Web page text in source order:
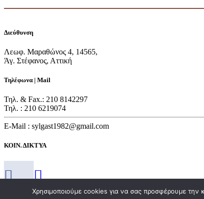
Διεύθυνση
Λεωφ. Μαραθώνος 4, 14565,
Άγ. Στέφανος, Αττική
Τηλέφωνα | Mail
Τηλ. & Fax.: 210 8142297
Τηλ. : 210 6219074
E-Mail : sylgast1982@gmail.com
ΚΟΙΝ. ΔΙΚΤΥΑ
Χρησιμοποιούμε cookies για να σας προσφέρουμε την